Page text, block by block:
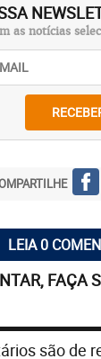
as notícias
LEIA 0
FAÇA
são de